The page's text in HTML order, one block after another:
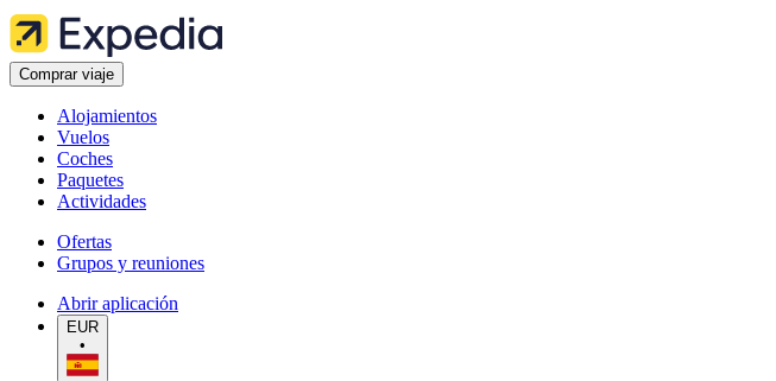
Comprar viaje
Alojamientos
Vuelos
Coches
Paquetes
Actividades
Ofertas
Grupos y reuniones
Abrir aplicación
EUR
•